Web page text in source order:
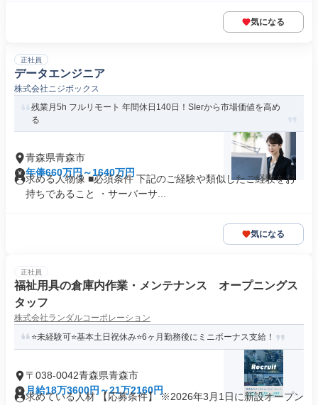
気になる
正社員
データエンジニア
株式会社ニジボックス
残業月5h フルリモート 年間休日140日！SIerから市場価値を高め
る
青森県青森市
年俸660万円～1640万円
求める人物像 ■必須条件 下記のご経験や類似したご経験をお
持ちであること ・サーバーサ...
気になる
正社員
福祉用具の倉庫内作業・メンテナンス オープニングス
タッフ
株式会社ランダルコーポレーション
⭐未経験可⭐基本土日祝休み⭐6ヶ月勤務後にミニボーナス支給！
〒038-0042青森県青森市
月給18万3600円～21万2160円
求めている人材 【応募条件】 ※2026年3月1日に新設オープン